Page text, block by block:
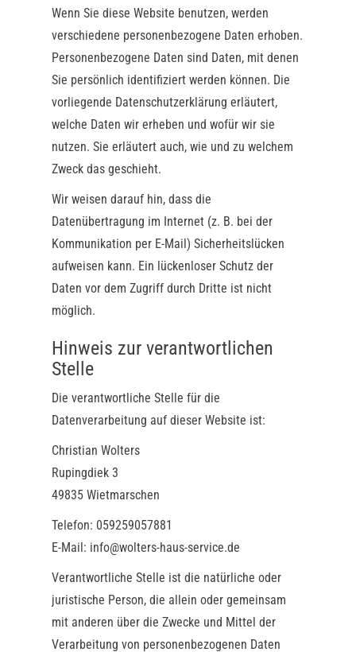
Wenn Sie diese Website benutzen, werden
verschiedene personenbezogene Daten erhoben.
Personenbezogene Daten sind Daten, mit denen
Sie persönlich identifiziert werden können. Die
vorliegende Datenschutzerklärung erläutert,
welche Daten wir erheben und wofür wir sie
nutzen. Sie erläutert auch, wie und zu welchem
Zweck das geschieht.
Wir weisen darauf hin, dass die
Datenübertragung im Internet (z. B. bei der
Kommunikation per E-Mail) Sicherheitslücken
aufweisen kann. Ein lückenloser Schutz der
Daten vor dem Zugriff durch Dritte ist nicht
möglich.
Hinweis zur verantwortlichen
Stelle
Die verantwortliche Stelle für die
Datenverarbeitung auf dieser Website ist:
Christian Wolters
Rupingdiek 3
49835 Wietmarschen
Telefon: 059259057881
E-Mail: info@wolters-haus-service.de
Verantwortliche Stelle ist die natürliche oder
juristische Person, die allein oder gemeinsam
mit anderen über die Zwecke und Mittel der
Verarbeitung von personenbezogenen Daten